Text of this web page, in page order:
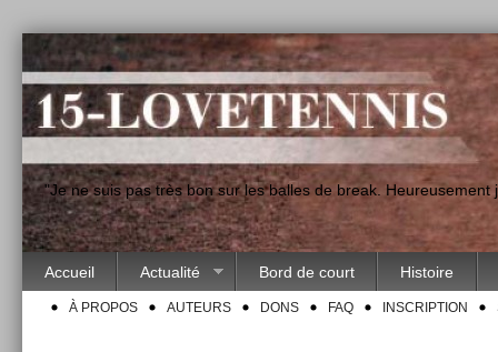
"Je ne suis pas très bon sur les balles de break.
Accueil Actualité Bord de court Histoire
À PROPOS AUTEURS DONS FAQ INSCRIPTION